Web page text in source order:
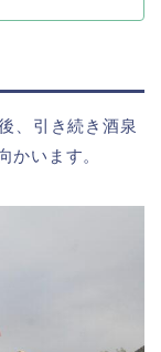
、引き続き酒泉
かいます。